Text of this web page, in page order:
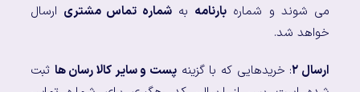
می شوند و شماره بارنامه بهشماره تماس مشتری ارسال
خواهد شد.
ارسال ۲ : خریدهایی که با گزینه پست و سایر کالا رسان ها ثبت